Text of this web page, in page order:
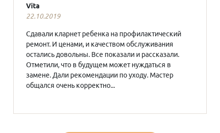
Vita
22.10.2019
Сдавали кларнет ребенка на профилактический
ремонт. И ценами, и качеством обслуживания
остались довольны. Все показали и рассказали.
Отметили, что в будущем может нуждаться в
замене. Дали рекомендации по уходу. Мастер
общался очень корректно...